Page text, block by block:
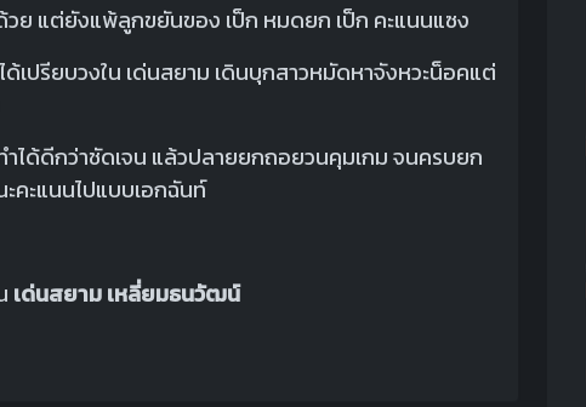
ย แต่ยังแพ้ลูกขยันของ เป็ก หมดยก เป็ก คะแนนแซง
เปรียบวงใน เด่นสยาม เดินบุกสาวหมัดหาจังหวะน็อคแต่
ำได้ดีกว่าชัดเจน แล้วปลายยกถอยวนคุมเกม จนครบยก
ะคะแนนไปแบบเอกฉันท์
เด่นสยาม เหลี่ยมธนวัฒน์